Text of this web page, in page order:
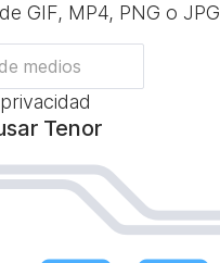
GIF, MP4, PNG o JPG
Tenor